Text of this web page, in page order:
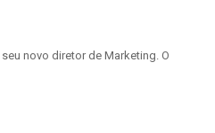
novo diretor de Marketing. O